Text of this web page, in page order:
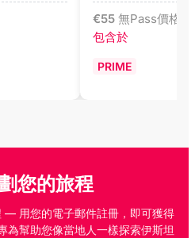
€55 無Pass價格
包含於
PRIME
您的旅程
— 用您的電子郵件註冊，即可獲得
幫助您像當地人一樣探索伊斯坦